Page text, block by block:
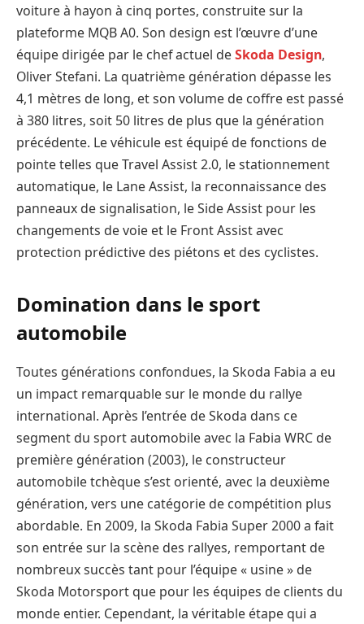
voiture à hayon à cinq portes, construite sur la
plateforme MQB A0. Son design est l’œuvre d’une
équipe dirigée par le chef actuel deSkoda Design,
Oliver Stefani. La quatrième génération dépasse les
4,1 mètres de long, et son volume de coffre est passé
à 380 litres, soit 50 litres de plus que la génération
précédente. Le véhicule est équipé de fonctions de
pointe telles que Travel Assist 2.0, le stationnement
automatique, le Lane Assist, la reconnaissance des
panneaux de signalisation, le Side Assist pour les
changements de voie et le Front Assist avec
protection prédictive des piétons et des cyclistes.
Domination dans le sport
automobile
Toutes générations confondues, la Skoda Fabia a eu
un impact remarquable sur le monde du rallye
international. Après l’entrée de Skoda dans ce
segment du sport automobile avec la Fabia WRC de
première génération (2003), le constructeur
automobile tchèque s’est orienté, avec la deuxième
génération, vers une catégorie de compétition plus
abordable. En 2009, la Skoda Fabia Super 2000 a fait
son entrée sur la scène des rallyes, remportant de
nombreux succès tant pour l’équipe « usine » de
Skoda Motorsport que pour les équipes de clients du
monde entier. Cependant, la véritable étape qui a